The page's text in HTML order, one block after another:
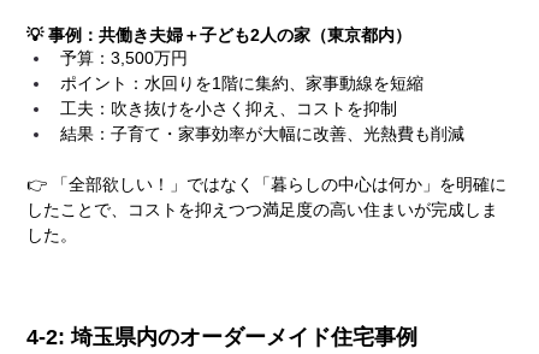
💡 事例：共働き夫婦＋子ども2人の家（東京都内）
予算：3,500万円
ポイント：水回りを1階に集約、家事動線を短縮
工夫：吹き抜けを小さく抑え、コストを抑制
結果：子育て・家事効率が大幅に改善、光熱費も削減
👉 「全部欲しい！」ではなく「暮らしの中心は何か」を明確に
したことで、コストを抑えつつ満足度の高い住まいが完成しま
した。
4-2: 埼玉県内のオーダーメイド住宅事例